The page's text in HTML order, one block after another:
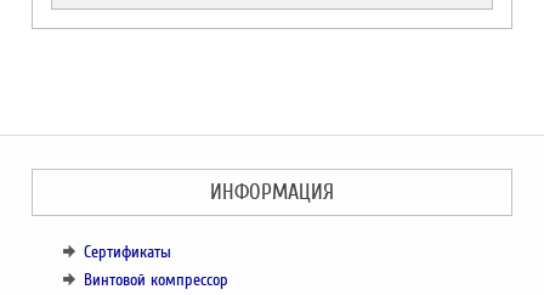
ИНФОРМАЦИЯ
Сертификаты
Винтовой компрессор